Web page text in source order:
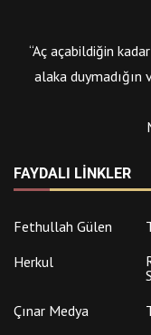
“Aç açabildiğin
alaka duymadığın
FAYDALI LINKLER
Fethullah Gülen
Herkul
Çınar Medya